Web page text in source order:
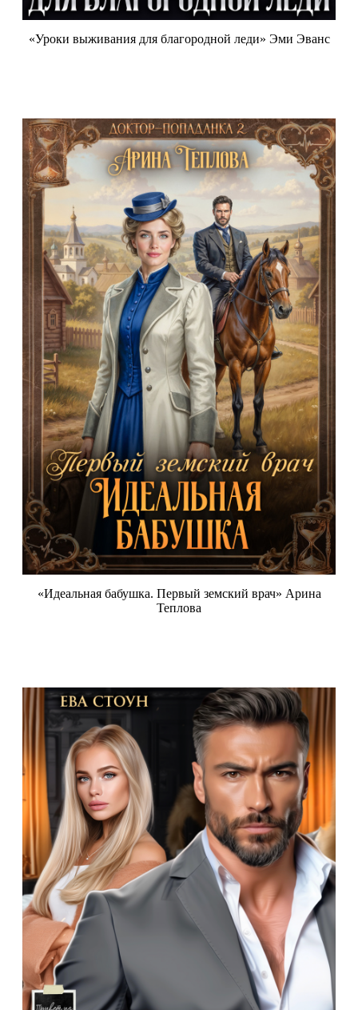
«Уроки выживания для благородной леди» Эми Эванс
«Идеальная бабушка. Первый земский врач» Арина
Теплова